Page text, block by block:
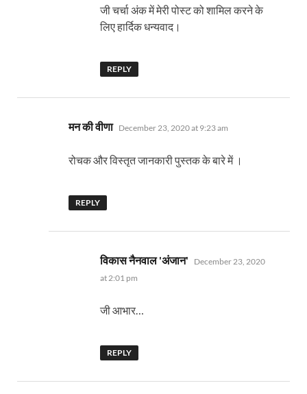
जी चर्चा अंक में मेरी पोस्ट को शामिल करने के
लिए हार्दिक धन्यवाद।
REPLY
मन की वीणा says:
December 23, 2020 at 9:23 am
रोचक और विस्तृत जानकारी पुस्तक के बारे में ।
REPLY
विकास नैनवाल 'अंजान' says:
December 23, 2020
at 2:01 pm
जी आभार…
REPLY